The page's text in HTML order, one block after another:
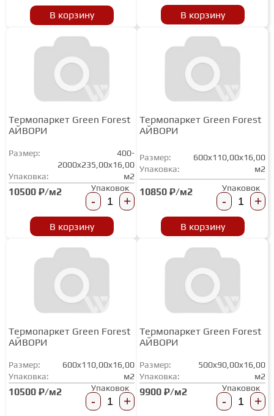
В корзину В корзину
Термопаркет Green Forest
АЙВОРИ
Размер:
400-
2000x235,00x16,00
Упаковка:
м2
10500 ₽/м2 Упаковок
- +
В корзину
Термопаркет Green Forest
АЙВОРИ
Размер:
600x110,00x16,00
Упаковка:
м2
10850 ₽/м2 Упаковок
- +
В корзину
Термопаркет Green Forest
АЙВОРИ
Размер:
600x110,00x16,00
Упаковка:
м2
10500 ₽/м2 Упаковок
- +
Термопаркет Green Forest
АЙВОРИ
Размер:
500x90,00x16,00
Упаковка:
м2
9900 ₽/м2 Упаковок
- +